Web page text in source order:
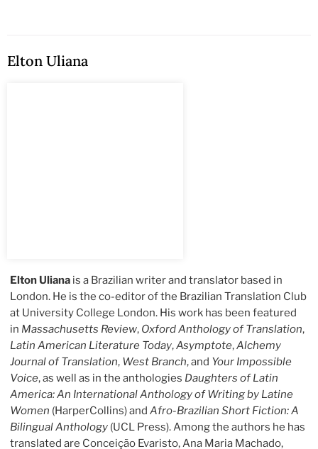
Elton Uliana
Elton Uliana is a Brazilian writer and translator based in
London. He is the co-editor of the Brazilian Translation Club
at University College London. His work has been featured
in Massachusetts Review, Oxford Anthology of Translation,
Latin American Literature Today,Asymptote,Alchemy
Journal of Translation, West Branch, and Your Impossible
Voice, as well as in the anthologies Daughters of Latin
America: An International Anthology of Writing by Latine
Women (HarperCollins) andAfro-Brazilian Short Fiction: A
Bilingual Anthology (UCL Press). Among the authors he has
translated are Conceição Evaristo, Ana Maria Machado,